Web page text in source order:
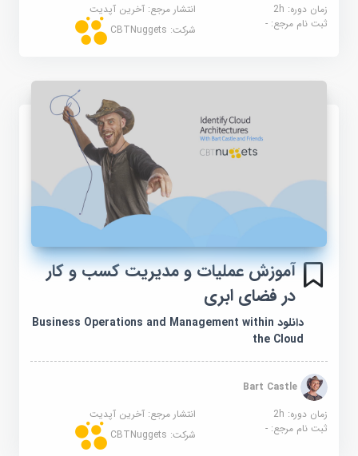
زمان دوره: 2h
انتشار مرجع:آخرین آپدیت
ثبت نام مرجع:- شرکت:CBTNuggets
آموزش عملیات و مدیریت کسب و کار
در فضای ابری
دانلود Business Operations and Management within
the Cloud
Bart Castle
زمان دوره: 2h
انتشار مرجع:آخرین آپدیت
ثبت نام مرجع:- شرکت:CBTNuggets